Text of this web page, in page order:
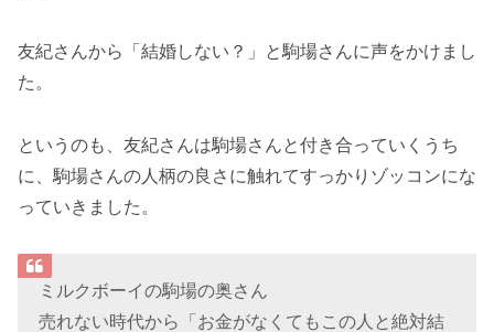
友紀さんから「結婚しない？」と駒場さんに声をかけまし
た。
というのも、友紀さんは駒場さんと付き合っていくうち
に、駒場さんの人柄の良さに触れてすっかりゾッコンにな
っていきました。
ミルクボーイの駒場の奥さん
売れない時代から「お金がなくてもこの人と絶対結